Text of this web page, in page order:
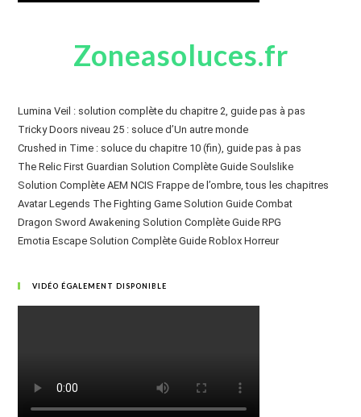
Zoneasoluces.fr
Lumina Veil : solution complète du chapitre 2, guide pas à pas
Tricky Doors niveau 25 : soluce d’Un autre monde
Crushed in Time : soluce du chapitre 10 (fin), guide pas à pas
The Relic First Guardian Solution Complète Guide Soulslike
Solution Complète AEM NCIS Frappe de l’ombre, tous les chapitres
Avatar Legends The Fighting Game Solution Guide Combat
Dragon Sword Awakening Solution Complète Guide RPG
Emotia Escape Solution Complète Guide Roblox Horreur
VIDÉO ÉGALEMENT DISPONIBLE